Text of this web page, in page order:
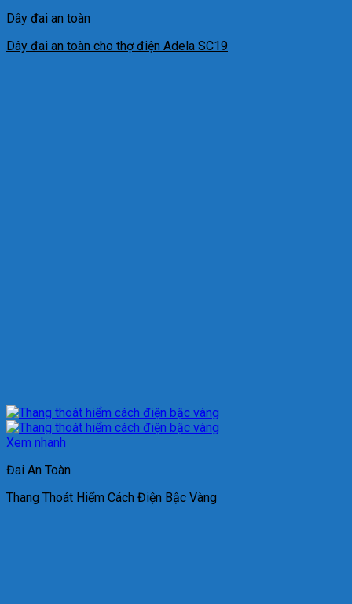
Dây đai an toàn
Dây đai an toàn cho thợ điện Adela SC19
Xem nhanh
Đai An Toàn
Thang Thoát Hiểm Cách Điện Bậc Vàng